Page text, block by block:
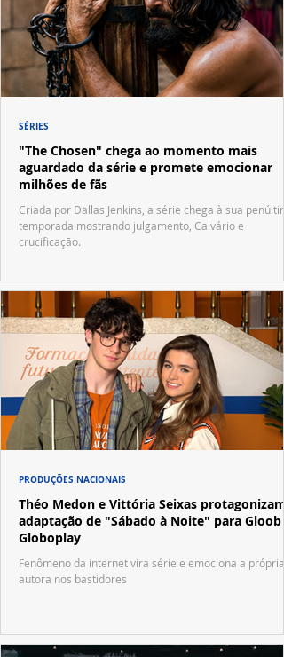
"The Chosen" chega ao momento mais
aguardado da série e promete emocionar
milhões de fãs
Criada por Dallas Jenkins, a série chega à sua
temporada mostrando julgamento, Calvário e
crucificação.
SÉRIES
Théo Medon e Vittória Seixas protagonizam
adaptação de "Sábado à Noite" para Gloob e
Globoplay
Fenômeno da internet vira série e emociona a própria
autora nos bastidores
PRODUÇÕES NACIONAIS